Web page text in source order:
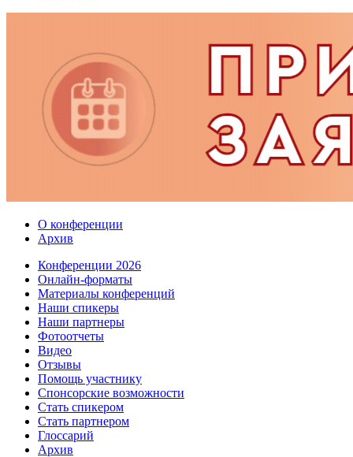
О конференции
Архив
Конференции 2026
Онлайн-форматы
Материалы конференций
Наши спикеры
Наши партнеры
Фотоотчеты
Видео
Отзывы
Помощь участнику
Спонсорские возможности
Стать спикером
Стать партнером
Глоссарий
Архив